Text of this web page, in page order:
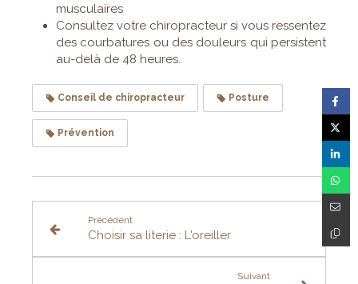
musculaires
Consultez votre chiropracteur si vous ressentez
des courbatures ou des douleurs qui persistent
au-delà de 48 heures.
Conseil de chiropracteur Posture
Prévention
Précédent
Choisir sa literie : L'oreiller
Suivant